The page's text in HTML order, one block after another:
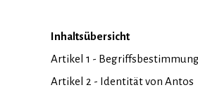
Inhaltsübersicht
Artikel 1 -
Artikel 2 - Identität von Antos